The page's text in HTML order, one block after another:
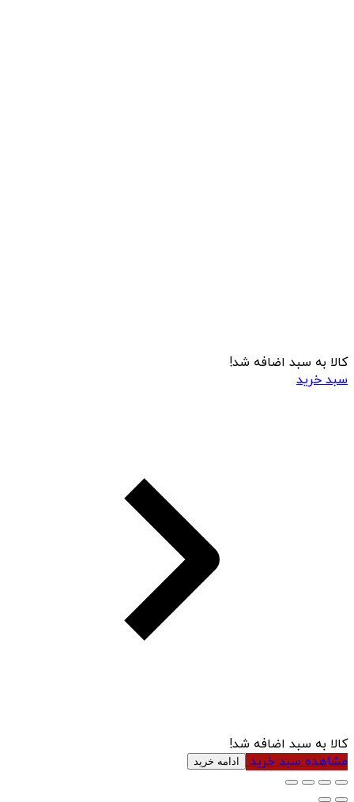
کالا به سبد اضافه شد!
سبد خرید
کالا به سبد اضافه شد!
مشاهده سبد خرید ادامه خرید